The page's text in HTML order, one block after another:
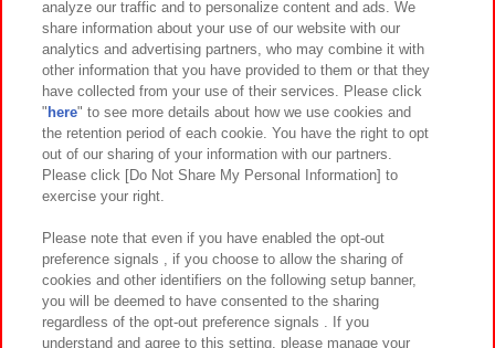
イベント・キャンペーン
関連会社 サステナビリティ サイトポリシー
プライバシーポリシー ウェブアクセシビリティ方針と検証結果
お取引先さまとともに
カスタマーハラスメント対応方針 よくあるご質問・お問い合わせ
analyze our traffic and to personalize content and ads. We
share information about your use of our website with our
analytics and advertising partners, who may combine it with
other information that you have provided to them or that they
have collected from your use of their services. Please click
" here" to see more details about how we use cookies and
the retention period of each cookie. You have the right to opt
out of our sharing of your information with our partners.
Please click [Do Not Share My Personal Information] to
exercise your right.
Please note that even if you have enabled the opt-out
preference signals , if you choose to allow the sharing of
cookies and other identifiers on the following setup banner,
you will be deemed to have consented to the sharing
regardless of the opt-out preference signals . If you
understand and agree to this setting, please manage your